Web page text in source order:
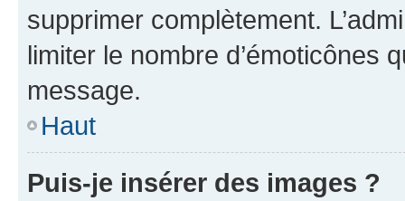
supprimer complètement.
limiter le nombre d’émoticônes
message.
Haut
Puis-je insérer des images ?